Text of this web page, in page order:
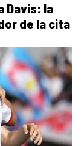
Davis: la
de la cita